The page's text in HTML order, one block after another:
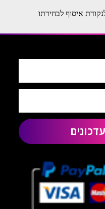
איסוף לבחירתו